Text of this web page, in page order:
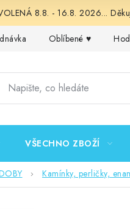
8.8. - 16.8. 2026...
Oblíbené ♥️
VŠECHNO ZBOŽÍ
Kamínky, perličky,